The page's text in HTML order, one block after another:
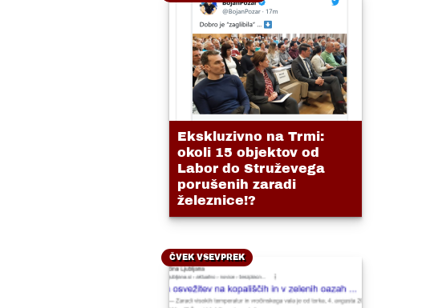
Ekskluzivno na Trmi:
okoli 15 objektov od
Labor do Struževega
porušenih zaradi
železnice!?
ČVEK VSEVPREK